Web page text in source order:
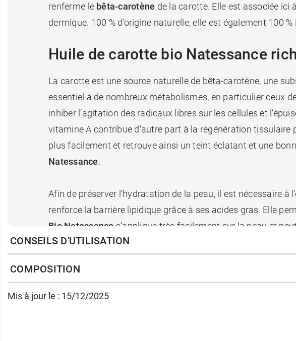
renferme le bêta-carotène de la carotte. Elle est associée ici
dermique. 100 % d’origine naturelle, elle est également 100
Huile de carotte bio Natessance
La carotte est une source naturelle de bêta-carotène, une
essentiel à de nombreux métabolismes, en particulier ceux
inhiber l’agitation des radicaux libres sur les cellules et
vitamine A contribue d’autre part à la régénération
plus facilement et retrouve ainsi un teint éclatant et une
Natessance.
Afin de préserver l’hydratation de la peau, il est nécessaire à
renforce la barrière lipidique grâce à ses acides gras. Elle
Bio Natessance s’applique très facilement sur la peau et
l'huile de bourrache Natessance
Conditionnement :
CONSEILS D'UTILISATION
COMPOSITION
Mis à jour le : 15/12/2025